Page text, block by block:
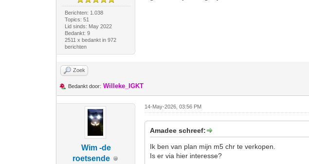
Berichten: 1.038
Topics: 51
Lid sinds: May 2022
Bedankt: 9
2511 x bedankt in 972
berichten
Zoek
Bedankt door: Willeke_IGKT
Wim -de
roetsende
14-May-2026, 03:56 PM
Amadee schreef:
Ik ben van plan mijn m5 chr te verkopen.
Is er via hier interesse?